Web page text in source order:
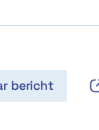
bericht